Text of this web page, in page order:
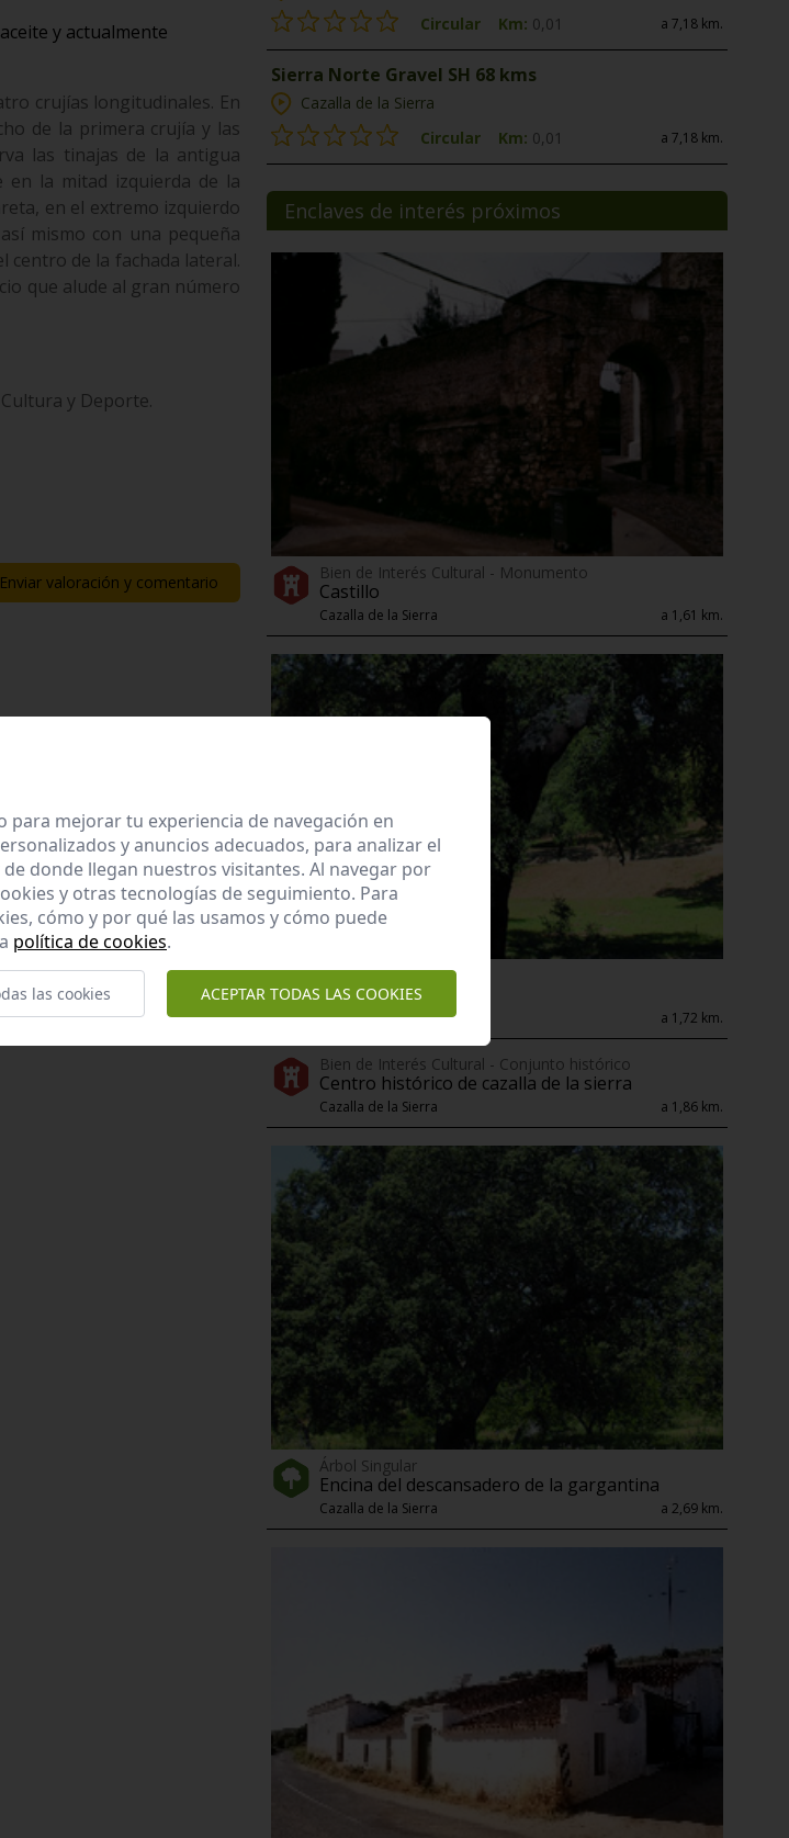
y actualmente
crujías longitudinales. En
de la primera crujía y las
las tinajas de la antigua
en la mitad izquierda de la
en el extremo izquierdo
mismo con una pequeña
centro de la fachada lateral.
que alude al gran número
y Deporte.
Enviar valoración y comentario
Circular
Km: 0,01 a 7,18 km.
Sierra Norte Gravel SH 68 kms
Cazalla de la Sierra
Circular
Km: 0,01 a 7,18 km.
Enclaves de interés próximos
Bien de Interés Cultural - Monumento
Castillo
Cazalla de la Sierra a 1,61 km.
Árbol Singular
Encinar de coronado
Cazalla de la Sierra a 1,72 km.
Bien de Interés Cultural - Conjunto histórico
Centro histórico de cazalla de la sierra
Cazalla de la Sierra a 1,86 km.
Árbol Singular
Encina del descansadero de la gargantina
Cazalla de la Sierra a 2,69 km.
para mejorar tu experiencia de navegación en
y anuncios adecuados, para analizar el
donde llegan nuestros visitantes. Al navegar por
y otras tecnologías de seguimiento. Para
cómo y por qué las usamos y cómo puede
política de cookies.
las cookies ACEPTAR TODAS LAS COOKIES